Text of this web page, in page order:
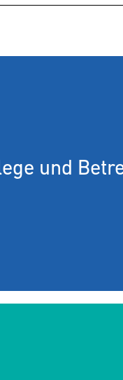
und